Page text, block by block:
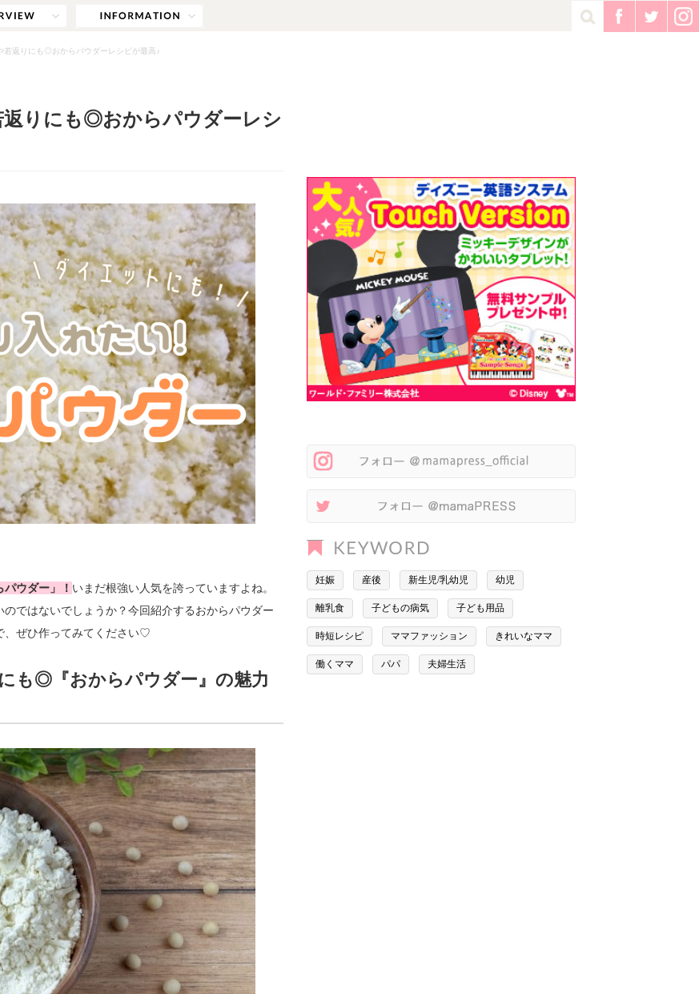
若返りにも◎おからパウダーレシピが最高♪
りにも◎おからパウダーレシ
パウダー」！ いまだ根強い人気を誇っていますよね。
ではないでしょうか？今回紹介するおからパウダー
、ぜひ作ってみてください♡
も◎『おからパウダー』の魅力
妊娠 産後 新生児/乳幼児 幼児
離乳食 子どもの病気 子ども用品
時短レシピ ママファッション きれいなママ
働くママ パパ 夫婦生活